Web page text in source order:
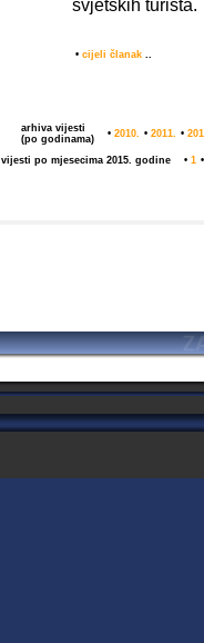
svjetskih turista.
• cijeli članak ..
arhiva vijesti
(po godinama)
• 2010. • 2011. •
vijesti po mjesecima 2015. godine • 1